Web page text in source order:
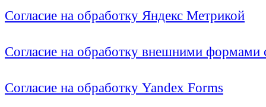
Согласие на обработку Яндекс Метрикой
Согласие на обработку внешними формами
Согласие на обработку Yandex Forms